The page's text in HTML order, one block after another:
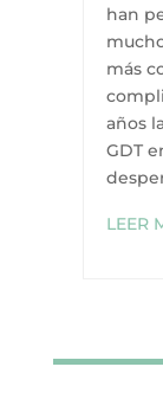
han
más
años
GDT
LEER